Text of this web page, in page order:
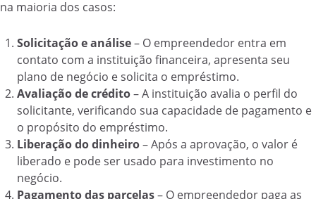
na maioria dos casos:
Solicitação e análise– O empreendedor entra em
contato com a instituição financeira, apresenta seu
plano de negócio e solicita o empréstimo.
Avaliação de crédito– A instituição avalia o perfil do
solicitante, verificando sua capacidade de pagamento e
o propósito do empréstimo.
Liberação do dinheiro– Após a aprovação, o valor é
liberado e pode ser usado para investimento no
negócio.
Pagamento das parcelas– O empreendedor paga as